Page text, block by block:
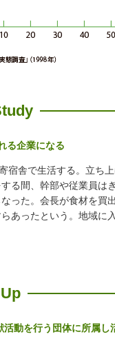
る企業になる
舎で生活する。立ち
る間、幹部や従業員は
った。会長が食材を買
あったという。地域に
動を行う団体に所属し